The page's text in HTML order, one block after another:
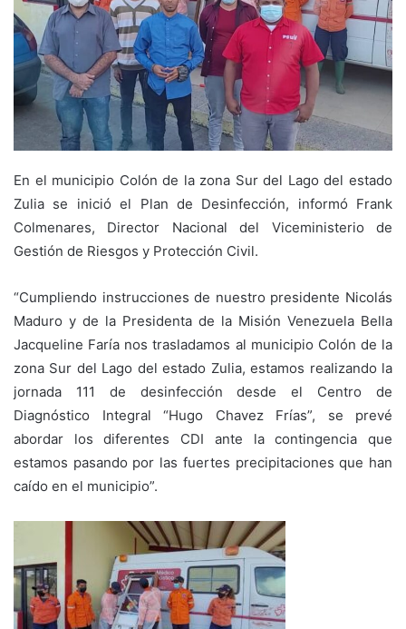
En el municipio Colón de la zona Sur del Lago del estado
Zulia se inició el Plan de Desinfección, informó Frank
Colmenares, Director Nacional del Viceministerio de
Gestión de Riesgos y Protección Civil.
“Cumpliendo instrucciones de nuestro presidente Nicolás
Maduro y de la Presidenta de la Misión Venezuela Bella
Jacqueline Faría nos trasladamos al municipio Colón de la
zona Sur del Lago del estado Zulia, estamos realizando la
jornada 111 de desinfección desde el Centro de
Diagnóstico Integral “Hugo Chavez Frías”, se prevé
abordar los diferentes CDI ante la contingencia que
estamos pasando por las fuertes precipitaciones que han
caído en el municipio”.